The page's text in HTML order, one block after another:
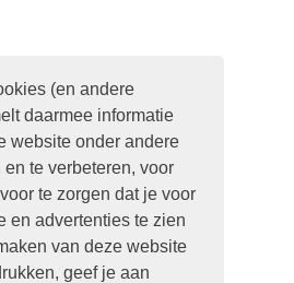
(en andere
daarmee informatie
website onder andere
te verbeteren, voor
te zorgen dat je voor
en advertenties te zien
van deze website
geef je aan